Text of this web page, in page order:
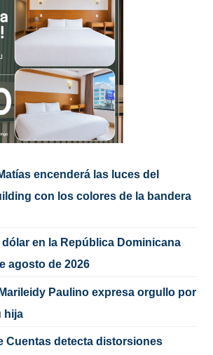
encenderá las luces del
con los colores de la bandera
dólar en la República Dominicana
agosto de 2026
Paulino expresa orgullo por
hija
Cuentas detecta distorsiones